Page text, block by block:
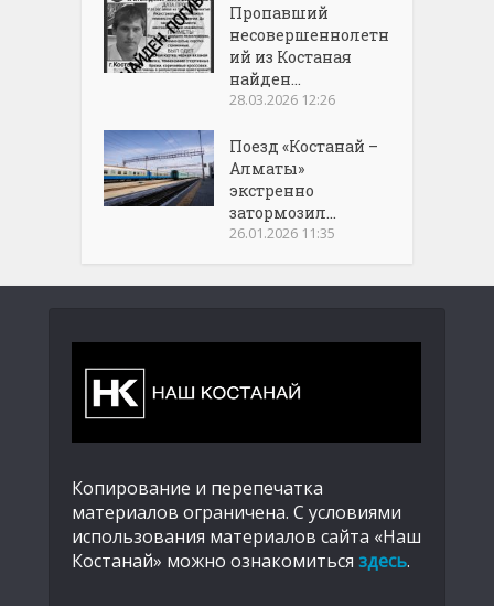
Пропавший
несовершеннолетн
ий из Костаная
найден...
28.03.2026 12:26
Поезд «Костанай –
Алматы»
экстренно
затормозил...
26.01.2026 11:35
Копирование и перепечатка
материалов ограничена. С условиями
использования материалов сайта «Наш
Костанай» можно ознакомиться здесь.